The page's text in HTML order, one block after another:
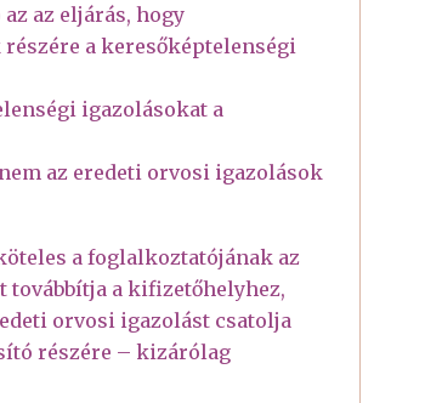
az eljárás, hogy
a keresőképtelenségi
igazolásokat a
az eredeti orvosi igazolások
a foglalkoztatójának az
továbbítja a kifizetőhelyhez,
orvosi igazolást csatolja
részére – kizárólag